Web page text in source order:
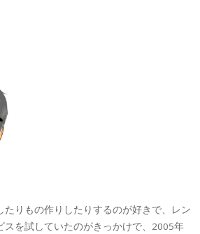
たりもの作りしたりするのが好きで、レン
スを試していたのがきっかけで、2005年